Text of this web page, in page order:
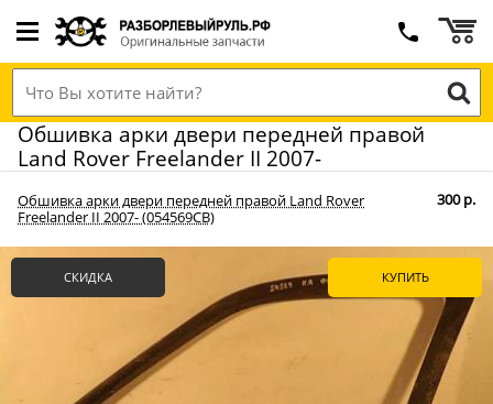
Обшивка арки двери передней правой
Land Rover Freelander II 2007-
Обшивка арки двери передней правой Land Rover
Freelander II 2007- (054569СВ)
300 р.
КУПИТЬ
СКИДКА